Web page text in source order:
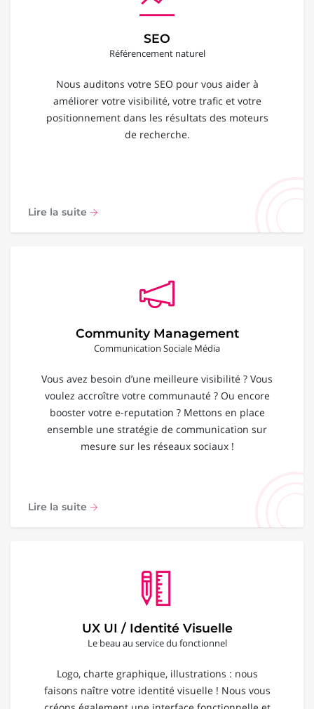
SEO
Référencement naturel
Nous auditons votre SEO pour vous aider à
améliorer votre visibilité, votre trafic et votre
positionnement dans les résultats des moteurs
de recherche.
Lire la suite
Community Management
Communication Sociale Média
Vous avez besoin d’une meilleure visibilité ? Vous
voulez accroître votre communauté ? Ou encore
booster votre e-reputation ? Mettons en place
ensemble une stratégie de communication sur
mesure sur les réseaux sociaux !
Lire la suite
UX UI / Identité Visuelle
Le beau au service du fonctionnel
Logo, charte graphique, illustrations : nous
faisons naître votre identité visuelle ! Nous vous